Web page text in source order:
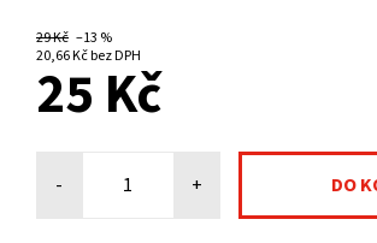
29 Kč –13 %
20,66 Kč bez DPH
25 Kč
- +